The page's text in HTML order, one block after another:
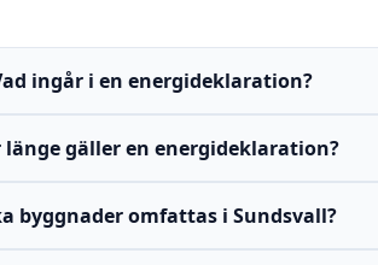
ingår i en energideklaration?
länge gäller en energideklaration?
byggnader omfattas i Sundsvall?